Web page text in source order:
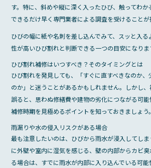
す。特に、斜めや縦に深く入ったひび、触ってわか
できるだけ早く専門業者による調査を受けることが
ひびの幅に紙や名刺を差し込んでみて、スッと入
性が高いひび割れと判断できる一つの目安になりま
ひび割れ補修はいつすべき？そのタイミングとは
ひび割れを発見しても、「すぐに直すべきなのか
のか」と迷うことがあるかもしれません。しかし
誤ると、思わぬ修繕費や建物の劣化につながる可
補修時期を見極めるポイントを知っておきましょう。
雨漏りや水の侵入リスクがある場合
最も注意したいのは、ひびから雨水が浸入してし
に外壁や室内に湿気を感じる、壁の内部からカビ
る場合は、すでに雨水が内部に入り込んでいる可